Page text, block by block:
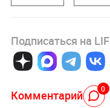
Подписаться на
Комментарий 0